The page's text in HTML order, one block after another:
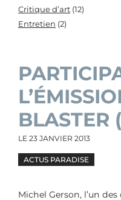
Critique d’art (12)
Entretien (2)
BLASTER
LE 23 JANVIER 2013
ACTUS PARADISE
Michel Gerson, l’un